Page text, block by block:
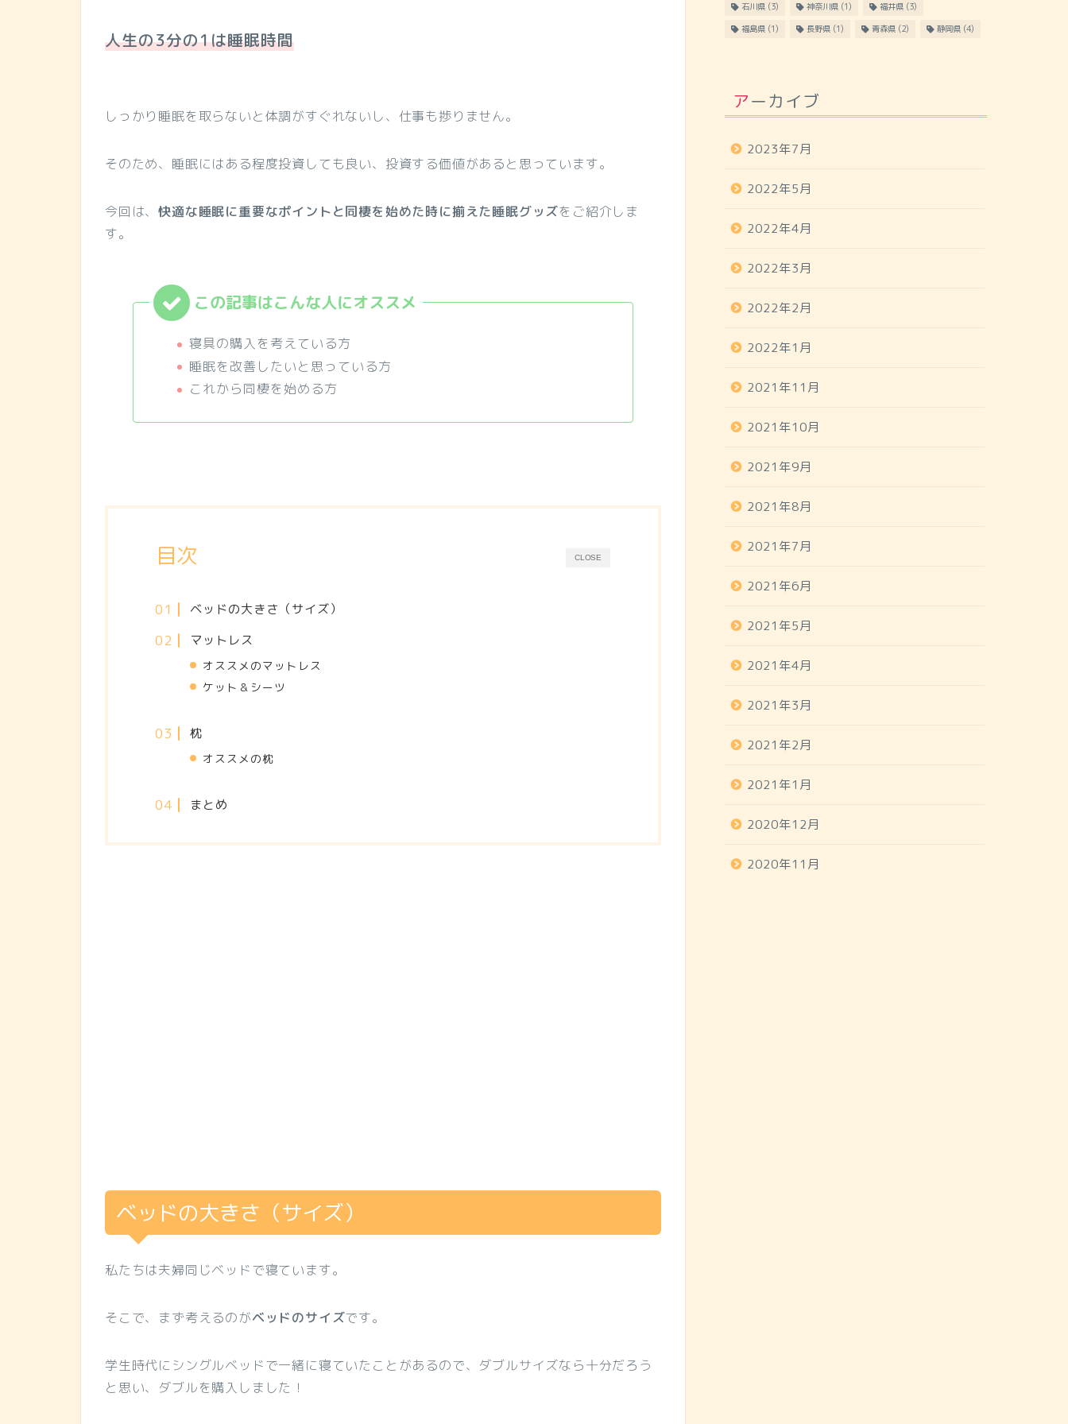
人生の3分の1は睡眠時間
しっかり睡眠を取らないと体調がすぐれないし、仕事も捗りません。
そのため、睡眠にはある程度投資しても良い、投資する価値があると思っています。
今回は、快適な睡眠に重要なポイントと同棲を始めた時に揃えた睡眠グッズをご紹介しま
す。
寝具の購入を考えている方
睡眠を改善したいと思っている方
これから同棲を始める方
CLOSE
目次
ベッドの大きさ（サイズ）
マットレス
オススメのマットレス
ケット＆シーツ
枕
オススメの枕
まとめ
ベッドの大きさ（サイズ）
私たちは夫婦同じベッドで寝ています。
そこで、まず考えるのがベッドのサイズです。
学生時代にシングルベッドで一緒に寝ていたことがあるので、ダブルサイズなら十分だろう
と思い、ダブルを購入しました！
石川県(3) 神奈川県(1) 福井県(3)
福島県(1) 長野県(1) 青森県(2) 静岡県(4)
アーカイブ
2023年7月
2022年5月
2022年4月
2022年3月
2022年2月
2022年1月
2021年11月
2021年10月
2021年9月
2021年8月
2021年7月
2021年6月
2021年5月
2021年4月
2021年3月
2021年2月
2021年1月
2020年12月
2020年11月